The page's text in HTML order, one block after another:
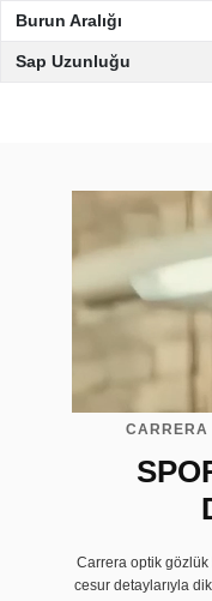
Burun Aralığı
Sap Uzunluğu
CARRERA
Carrera optik gözlük
cesur detaylarıyla